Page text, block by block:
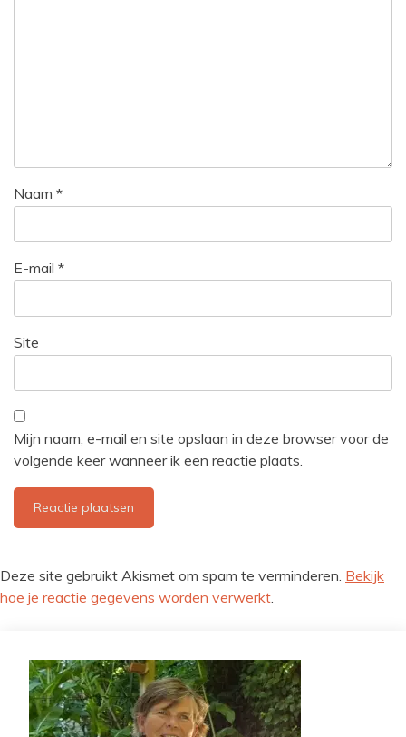
Naam *
E-mail *
Site
Mijn naam, e-mail en site opslaan in deze browser voor de
volgende keer wanneer ik een reactie plaats.
Deze site gebruikt Akismet om spam te verminderen. Bekijk
hoe je reactie gegevens worden verwerkt